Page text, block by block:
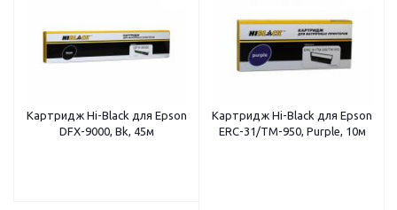
Картридж Hi-Black для Epson
DFX-9000, Bk, 45м
Картридж Hi-Black для Epson
ERC-31/TM-950, Purple, 10м